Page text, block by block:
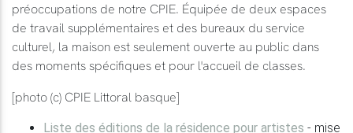
préoccupations de notre CPIE. Équipée de deux espaces
de travail supplémentaires et des bureaux du service
culturel, la maison est seulement ouverte au public dans
des moments spécifiques et pour l'accueil de classes.
[photo (c) CPIE Littoral basque]
Liste des éditions de la résidence pour artistes - mise